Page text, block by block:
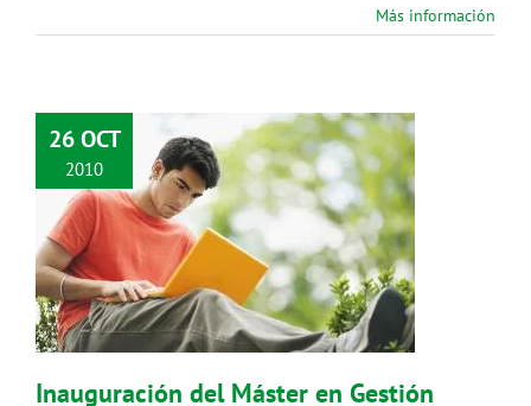
Más información
26 OCT
2010
Inauguración del Máster en
Gestión Ambiental en la Empresa
Agenda Gestión Ambiental Noticias
Inauguración del Máster en Gestión